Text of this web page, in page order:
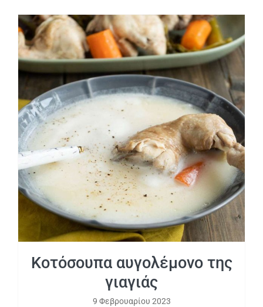
Κοτόσουπα αυγολέμονο της γιαγιάς
Κοτόσουπα αυγολέμονο της
γιαγιάς
9 Φεβρουαρίου 2023